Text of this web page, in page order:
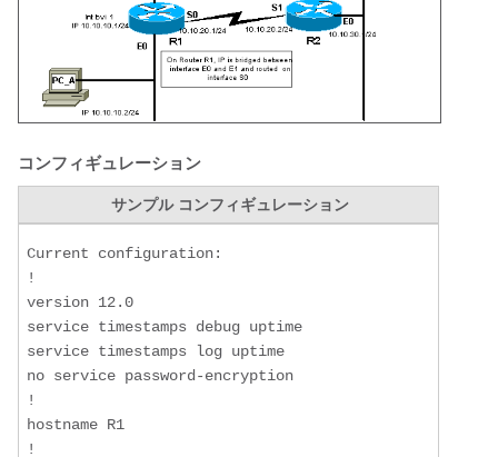
コンフィギュレーション
サンプル コンフィギュレーション
Current configuration:
!
version 12.0
service timestamps debug uptime
service timestamps log uptime
no service password-encryption
!
hostname R1
!